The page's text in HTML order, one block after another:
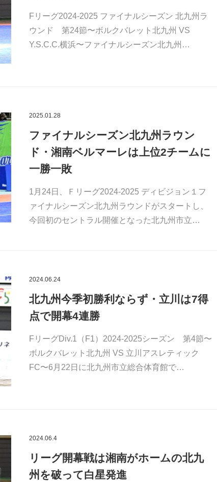
Fリーグ2024-2025 ファイナルシーズン 北九州ラ
ウンド 第24節〜ボルクバレット北九州 VS
Y.S.C.C.横浜〜ファイナルシーズン北九州…
2025.01.28
ファイナルシーズン北九州ラウン
ド・湘南ベルマーレは上位2チームに
一勝一敗
1月24日、Ｆリーグ2024-2025 ディビジョン１フ
ァイナルシーズン北九州ラウンドがスタートし、
今回初のセントラル開催となった北九州市立…
2024.06.24
北九州今季初勝利ならず・立川は7得
点で開幕4連勝
FリーグDiv.1（F1）2024-2025シーズン 第4節〜
ボルクバレット北九州 VS 立川アスレティック
FC〜6月22日に北九州市立総合体育館で…
2024.06.4
リーグ開幕戦は湘南がホームの北九
州を破って白星発進